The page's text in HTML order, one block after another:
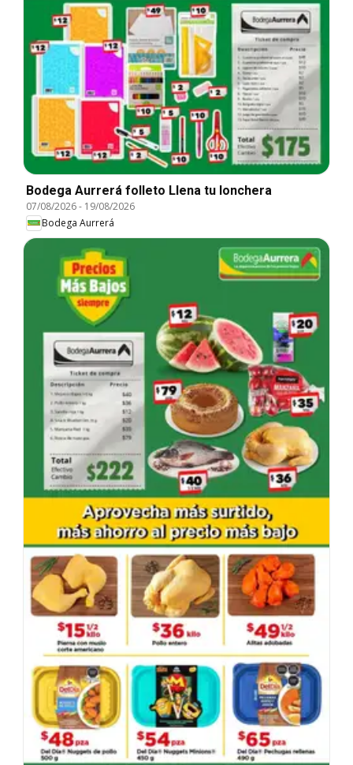
Bodega Aurrerá folleto Llena tu lonchera
07/08/2026- 19/08/2026
Bodega Aurrerá